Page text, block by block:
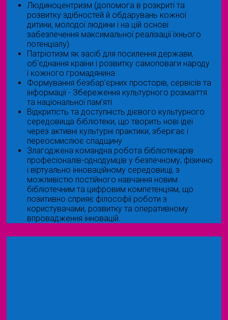
Людиноцентризм (допомога в розкриті та
розвитку здібностей й обдарувань кожної
дитини, молодої людини і на цій основі
забезпечення максимальної реалізації їхнього
потенціалу)
Патріотизм як засіб для посилення держави,
об'єднання країни і розвитку самоповаги народу
і кожного громадянина
Формування безбар’єрних просторів, сервісів та
інформації - Збереження культурного розмаїття
та національної пам’яті
Відкритість та доступність дієвого культурного
середовища бібліотеки, що творить нові ідеї
через активні культурні практики, зберігає і
переосмислює спадщину
Злагоджена командна робота бібліотекарів
професіоналів-однодумців у безпечному, фізично
і віртуально інноваційному середовищі, з
можливістю постійного навчання новим
бібліотечним та цифровим компетенціям, що
позитивно сприяє філософії роботи з
користувачами, розвитку та оперативному
впровадження інновацій.